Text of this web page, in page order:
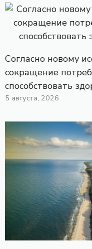
Согласно новому
сокращение
способствовать
5 августа, 2026